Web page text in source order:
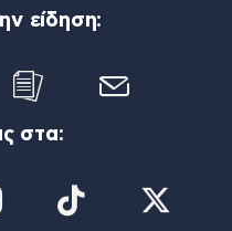
είδηση:
στα: